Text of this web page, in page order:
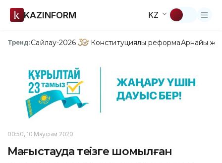
KAZINFORM KZ
Тренд:Сайлау-2026 Конституциялық реформаАрнайы
00:50, 10 Маусым 2020
Маңғыстауда теңізге шомылған